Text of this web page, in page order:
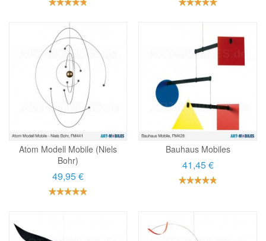
Atom Modell Mobile (Niels
Bohr)
49,95 €
Bauhaus Mobiles
41,45 €